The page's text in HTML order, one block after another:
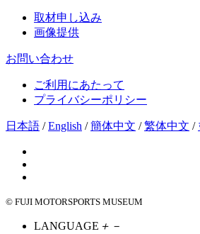
取材申し込み
画像提供
お問い合わせ
ご利用にあたって
プライバシーポリシー
日本語 /English /簡体中文 /繁体中文 /
© FUJI MOTORSPORTS MUSEUM
LANGUAGE ＋ －